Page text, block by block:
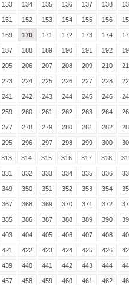
133 134 135 136 137 138
151 152 153 154 155 156
169 170 171 172 173 174
187 188 189 190 191 192
205 206 207 208 209 210
223 224 225 226 227 228
241 242 243 244 245 246
259 260 261 262 263 264
277 278 279 280 281 282
295 296 297 298 299 300
313 314 315 316 317 318
331 332 333 334 335 336
349 350 351 352 353 354
367 368 369 370 371 372
385 386 387 388 389 390
403 404 405 406 407 408
421 422 423 424 425 426
439 440 441 442 443 444
457 458 459 460 461 462